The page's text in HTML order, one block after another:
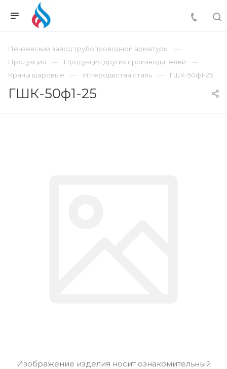
Пензенский завод трубопроводной арматуры
Продукция
Продукция других производителей
Краны шаровые
Углеродистая сталь ГШК-50ф1-25
ГШК-50ф1-25
Изображение изделия носит ознакомительный